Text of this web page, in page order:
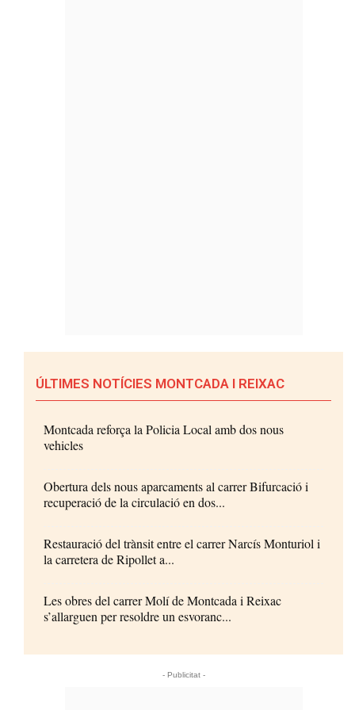
ÚLTIMES NOTÍCIES MONTCADA I REIXAC
Montcada reforça la Policia Local amb dos nous
vehicles
Obertura dels nous aparcaments al carrer Bifurcació i
recuperació de la circulació en dos...
Restauració del trànsit entre el carrer Narcís Monturiol i
la carretera de Ripollet a...
Les obres del carrer Molí de Montcada i Reixac
s’allarguen per resoldre un esvoranc...
- Publicitat -